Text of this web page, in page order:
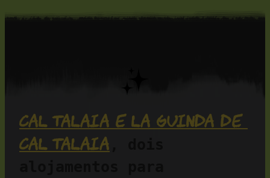
Cal Talaia e La Guinda de
Cal Talaia